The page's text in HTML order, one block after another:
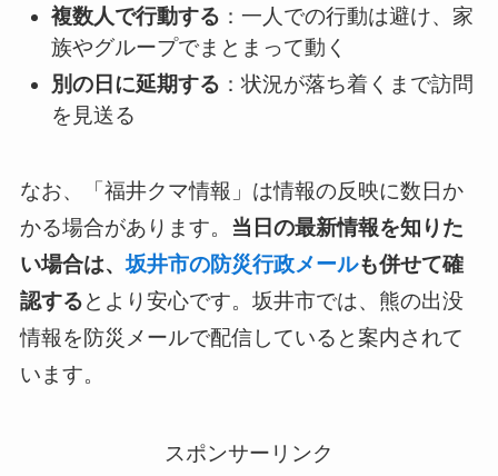
複数人で行動する ：一人での行動は避け、家
族やグループでまとまって動く
別の日に延期する ：状況が落ち着くまで訪問
を見送る
なお、「福井クマ情報」は情報の反映に数日か
かる場合があります。 当日の最新情報を知りた
い場合は、坂井市の防災行政メールも併せて確
認するとより安心です。坂井市では、熊の出没
情報を防災メールで配信していると案内されて
います。
スポンサーリンク